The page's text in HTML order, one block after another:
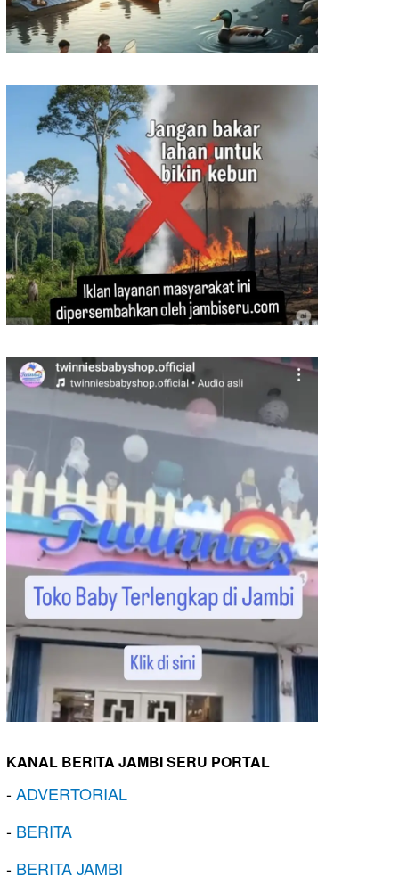
KANAL BERITA JAMBI SERU PORTAL
-ADVERTORIAL
- BERITA
- BERITA JAMBI